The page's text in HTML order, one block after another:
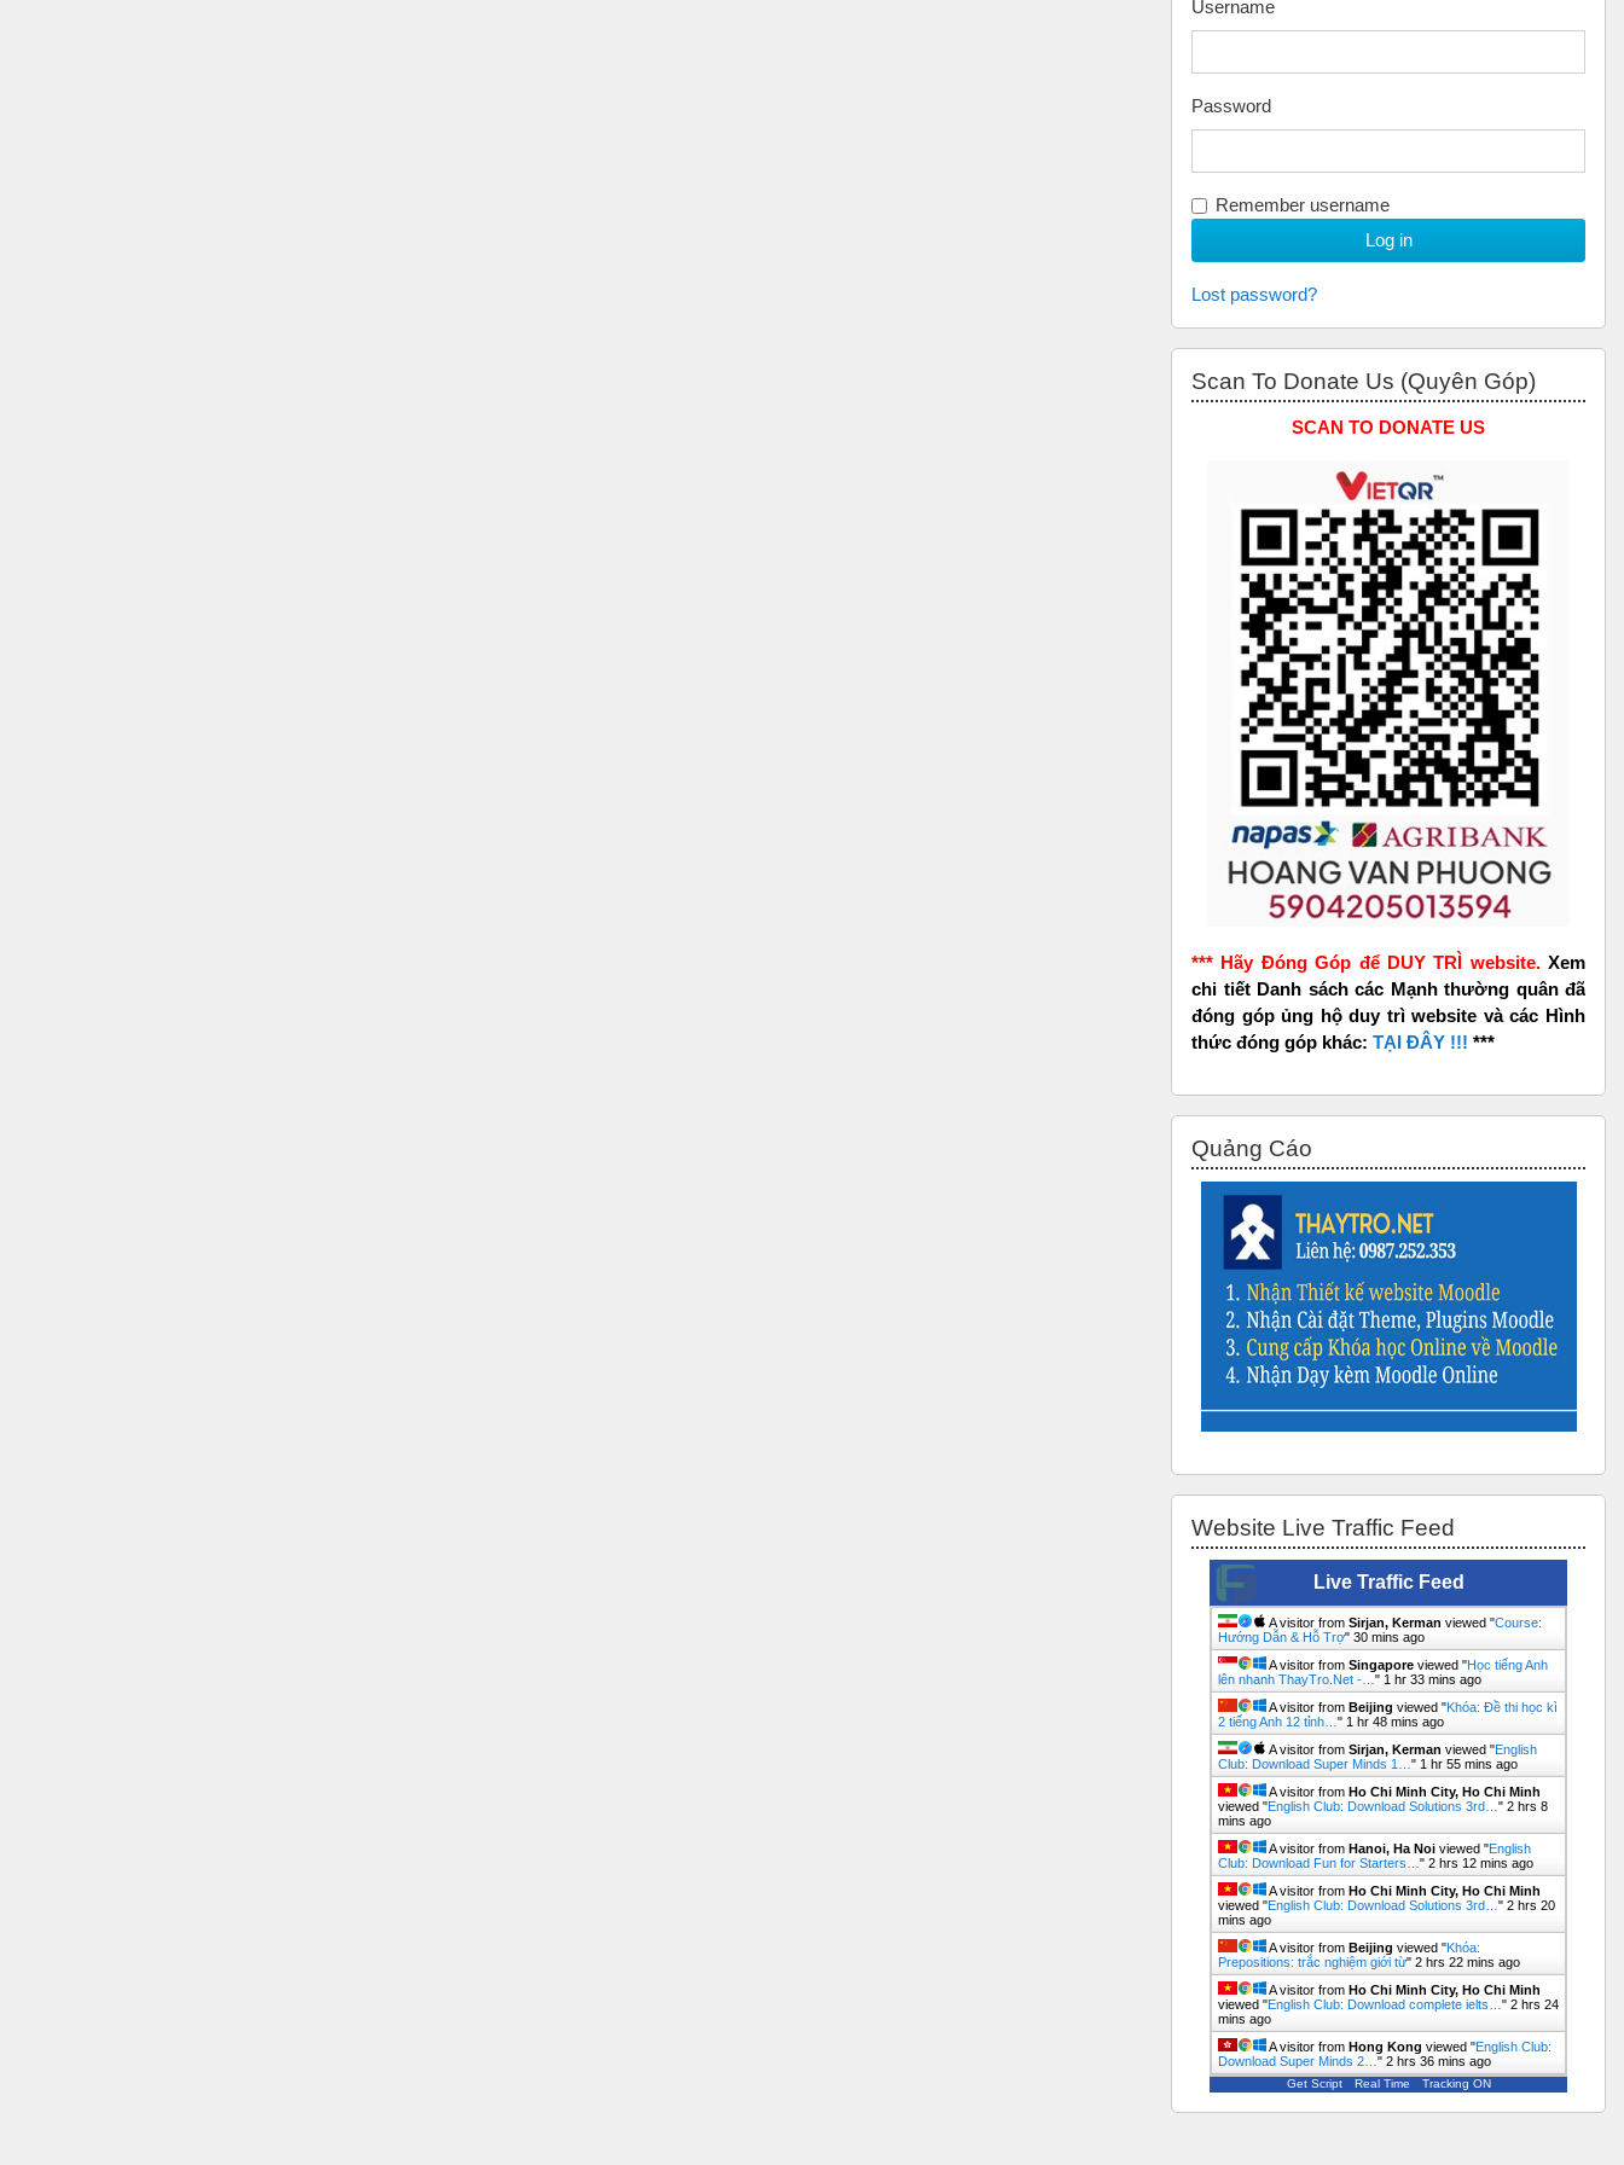
Username
Password
Remember username
Lost password?
Scan To Donate Us (Quyên Góp)
SCAN TO DONATE US
*** Hãy Đóng Góp để DUY TRÌ website. Xem
chi tiết Danh sách các Mạnh thường quân đã
đóng góp ủng hộ duy trì website và các Hình
thức đóng góp khác: TẠI ĐÂY !!! ***
Quảng Cáo
Website Live Traffic Feed
Live Traffic Feed
A visitor from Sirjan, Kerman viewed "Course:
Hướng Dẫn & Hỗ Trợ" 30 mins ago
A visitor from Singapore viewed "Học tiếng Anh
lên nhanh ThayTro.Net -…" 1 hr 33 mins ago
A visitor from Beijing viewed "Khóa: Đề thi học kì
2 tiếng Anh 12 tỉnh…" 1 hr 48 mins ago
A visitor from Sirjan, Kerman viewed "English
Club: Download Super Minds 1…" 1 hr 55 mins ago
A visitor from Ho Chi Minh City, Ho Chi Minh
viewed "English Club: Download Solutions 3rd…" 2 hrs 8
mins ago
A visitor from Hanoi, Ha Noi viewed "English
Club: Download Fun for Starters…" 2 hrs 12 mins ago
A visitor from Ho Chi Minh City, Ho Chi Minh
viewed "English Club: Download Solutions 3rd…" 2 hrs 20
mins ago
A visitor from Beijing viewed "Khóa:
Prepositions: trắc nghiệm giới từ" 2 hrs 22 mins ago
A visitor from Ho Chi Minh City, Ho Chi Minh
viewed "English Club: Download complete ielts…" 2 hrs 24
mins ago
A visitor from Hong Kong viewed "English Club:
Download Super Minds 2…" 2 hrs 36 mins ago
Get Script Real Time Tracking ON